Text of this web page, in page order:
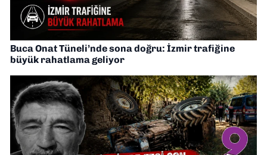
Buca Onat Tüneli’nde sona doğru: İzmir trafiğine
büyük rahatlama geliyor